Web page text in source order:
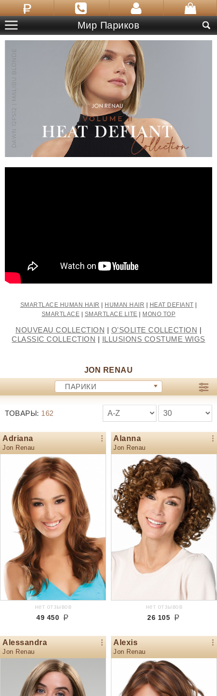
Мир Париков
SMARTLACE HUMAN HAIR HUMAN HAIR HEAT DEFIANT
SMARTLACE
SMARTLACE LITE MONO TOP
NOUVEAU COLLECTION | O'SOLITE COLLECTION |
CLASSIC COLLECTION | ILLUSIONS COSTUME WIGS
JON RENAU
ПАРИКИ
ТОВАРЫ: 162
Adriana
Jon Renau
нет отзывов
49 450
Alanna
Jon Renau
нет отзывов
26 105
Alessandra
Jon Renau
Alexis
Jon Renau